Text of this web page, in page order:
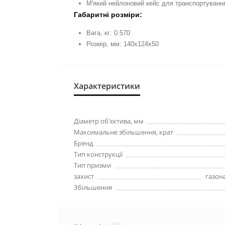
М'який нейлоновий кейс для
Габаритні розміри:
Вага, кг: 0.570
Розмір, мм: 140x124x50
Характеристики
Діаметр об'єктива, мм
Максимальне збільшення, крат
Бренд
Тип конструкції
Тип призми
захист
Збільшення